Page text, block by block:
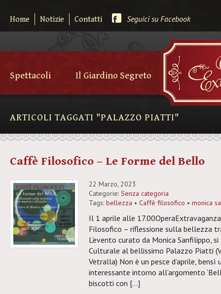
Home Notizie Contatti Seguici su Facebook
Spettacoli Il Giardino Segreto
ARTICOLI TAGGATI "PALAZZO PIATTI"
Caffè Filosofico – Le Forme del Bello
22 Marzo, 2023
Categorie: Senza categoria
Tags: bellezza • Caffè filosofico • monica
Il 1 aprile alle
Filosofico – riflessione sulla bellezza
L’evento curato da Monica Sanfilippo,
Culturale al bellissimo Palazzo Piatti
Vetralla) Non è un pesce d’aprile,
interessante intorno all’argomento
biscotti con […]